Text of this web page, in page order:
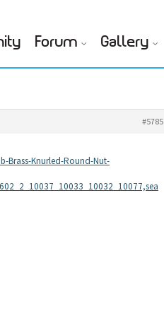
Forum Gallery
#5785
Brass-Knurled-Round-Nut-